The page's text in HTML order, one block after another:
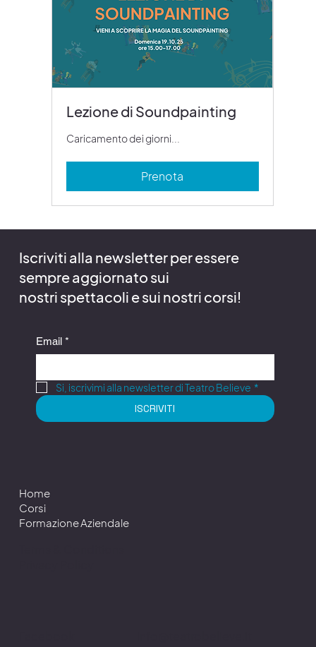
Lezione di Soundpainting
Caricamento dei giorni...
Prenota
Iscriviti alla newsletter per essere
sempre aggiornato sui
nostri spettacoli e sui nostri corsi!
Email *
Si, iscrivimi alla newsletter di Teatro Believe *
ISCRIVITI
Home
Corsi
Formazione Aziendale